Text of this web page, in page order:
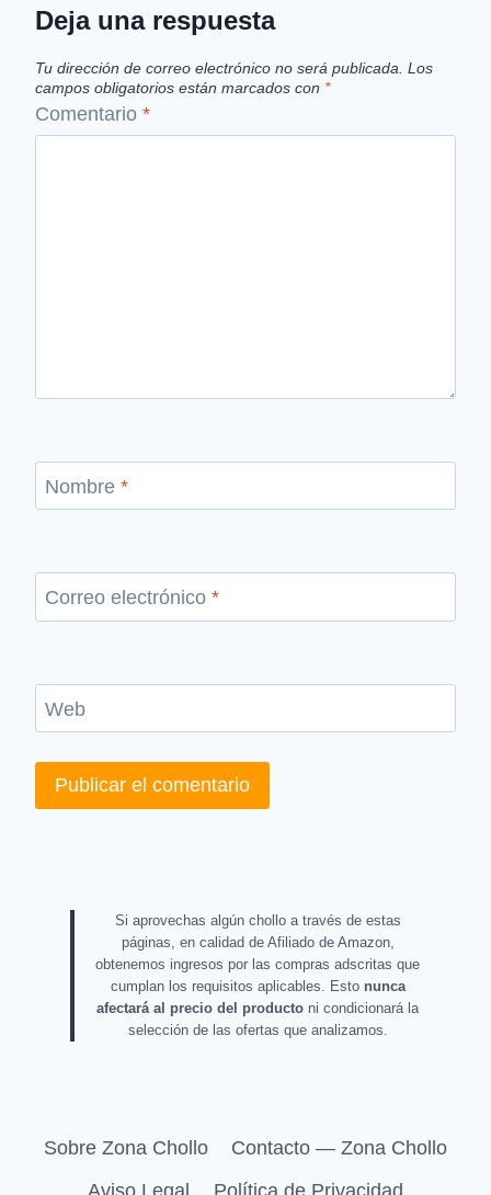
Deja una respuesta
Tu dirección de correo electrónico no será publicada. Los
campos obligatorios están marcados con *
Comentario *
Nombre *
Correo electrónico *
Web
Si aprovechas algún chollo a través de estas
páginas, en calidad de Afiliado de Amazon,
obtenemos ingresos por las compras adscritas que
cumplan los requisitos aplicables. Esto nunca
afectará al precio del producto ni condicionará la
selección de las ofertas que analizamos.
Sobre Zona Chollo
Contacto — Zona Chollo